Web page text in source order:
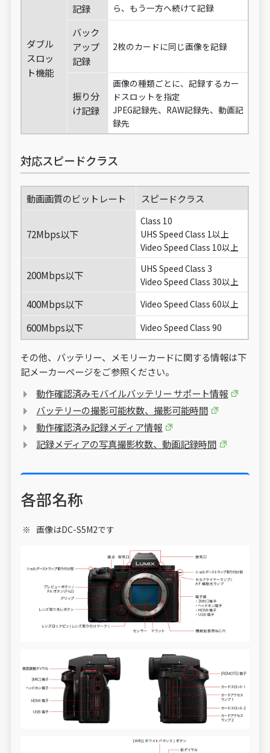
ダブル
スロッ
ト機能
記録
ら、もう一方へ続けて記録
バック
アップ
記録
2枚のカードに同じ画像を記録
振り分
け記録
画像の種類ごとに、記録するカー
ドスロットを指定
JPEG記録先、RAW記録先、動画記
録先
対応スピードクラス
動画画質のビットレート スピードクラス
72Mbps以下
Class 10
UHS Speed Class 1以上
Video Speed Class 10以上
200Mbps以下
UHS Speed Class 3
Video Speed Class 30以上
400Mbps以下 Video Speed Class 60以上
600Mbps以下 Video Speed Class 90
その他、バッテリー、メモリーカードに関する情報は下
記メーカーページをご参照ください。
動作確認済みモバイルバッテリー サポート情報
バッテリーの撮影可能枚数、撮影可能時間
動作確認済み記録メディア情報
記録メディアの写真撮影枚数、動画記録時間
各部名称
画像はDC-S5M2です